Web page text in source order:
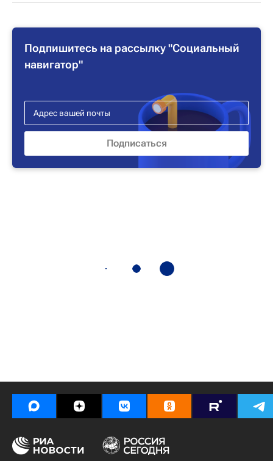
Подпишитесь на рассылку "Социальный
навигатор"